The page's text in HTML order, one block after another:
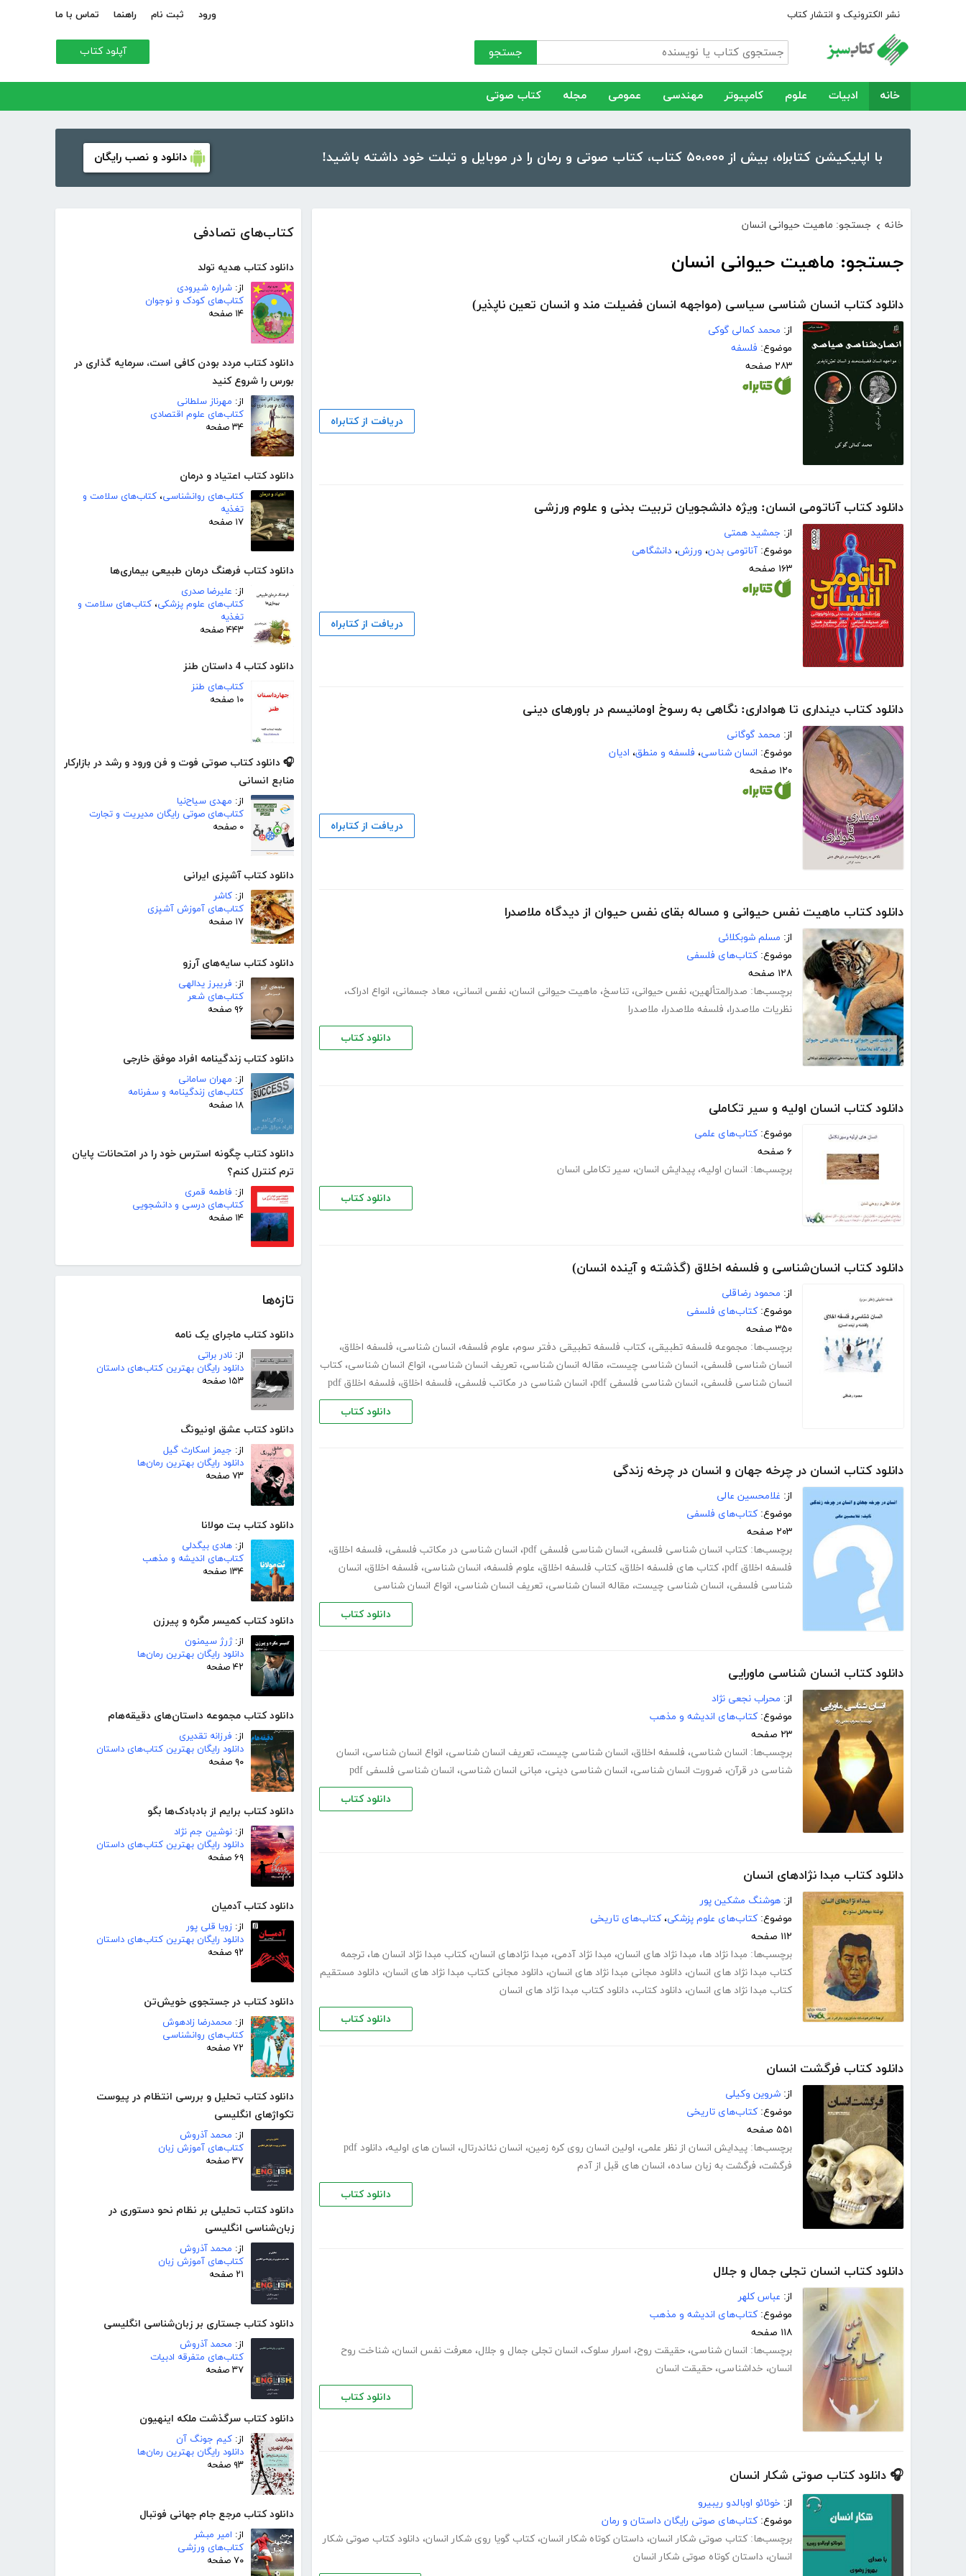
نشر الکترونیک و انتشار کتاب ورود ثبت نام راهنما تماس با ما
جستجو آپلود کتاب
خانه ادبیات علوم کامپیوتر مهندسی عمومی مجله کتاب صوتی
با اپلیکیشن کتابراه، بیش از ۵۰،۰۰۰ کتاب، کتاب صوتی و رمان را در موبایل و تبلت خود داشته باشید! دانلود و نصب رایگان
کتاب‌های تصادفی
دانلود کتاب هدیه تولد
از: شراره شیرودی
کتاب‌های کودک و نوجوان
۱۴ صفحه
دانلود کتاب مردد بودن کافی است، سرمایه گذاری در
بورس را شروع کنید
از: مهرناز سلطانی
کتاب‌های علوم اقتصادی
۳۴ صفحه
دانلود کتاب اعتیاد و درمان
کتاب‌های روانشناسی، کتاب‌های سلامت و
تغذیه
۱۷ صفحه
دانلود کتاب فرهنگ درمان طبیعی بیماری‌ها
از: علیرضا صدری
کتاب‌های علوم پزشکی، کتاب‌های سلامت و
تغذیه
۴۴۳ صفحه
دانلود کتاب 4 داستان طنز
کتاب‌های طنز
۱۰ صفحه
🎧 دانلود کتاب صوتی فوت و فن ورود و رشد در بازارکار
منابع انسانی
از: مهدی سیاح‌نیا
کتاب‌های صوتی رایگان مدیریت و تجارت
۰ صفحه
دانلود کتاب آشپزی ایرانی
از: کاشر
کتاب‌های آموزش آشپزی
۱۷ صفحه
دانلود کتاب سایه‌های آرزو
از: فریبرز یدالهی
کتاب‌های شعر
۹۶ صفحه
دانلود کتاب زندگینامه افراد موفق خارجی
از: مهران سامانی
کتاب‌های زندگینامه و سفرنامه
۱۸ صفحه
دانلود کتاب چگونه استرس خود را در امتحانات پایان
ترم کنترل کنم؟
از: فاطمه قمری
کتاب‌های درسی و دانشجویی
۱۴ صفحه
تازه‌ها
دانلود کتاب ماجرای یک نامه
از: نادر براتی
دانلود رایگان بهترین کتاب‌های داستان
۱۵۳ صفحه
دانلود کتاب عشق اونیونگ
از: جیمز اسکارث گیل
دانلود رایگان بهترین رمان‌ها
۷۳ صفحه
دانلود کتاب بت مولانا
از: هادی بیگدلی
کتاب‌های اندیشه و مذهب
۱۳۴ صفحه
دانلود کتاب کمیسر مگره و پیرزن
از:ژرژ سیمنون
دانلود رایگان بهترین رمان‌ها
۴۲ صفحه
دانلود کتاب مجموعه داستان‌های دقیقه‌هام
از: فرزانه تقدیری
دانلود رایگان بهترین کتاب‌های داستان
۹۰ صفحه
دانلود کتاب برایم از بادبادک‌ها بگو
از: نوشین جم نژاد
دانلود رایگان بهترین کتاب‌های داستان
۶۹ صفحه
دانلود کتاب آدمیان
از: زویا قلی پور
دانلود رایگان بهترین کتاب‌های داستان
۹۲ صفحه
دانلود کتاب در جستجوی خویش‌تن
از: محمدرضا زادهوش
کتاب‌های روانشناسی
۷۲ صفحه
دانلود کتاب تحلیل و بررسی انتظام در پیوست
تکواژهای انگلیسی
از: محمد آذروش
کتاب‌های آموزش زبان
۳۷ صفحه
دانلود کتاب تحلیلی بر نظام نحو دستوری در
زبان‌شناسی انگلیسی
از: محمد آذروش
کتاب‌های آموزش زبان
۲۱ صفحه
دانلود کتاب جستاری بر زبان‌شناسی انگلیسی
از: محمد آذروش
کتاب‌های متفرقه ادبیات
۳۷ صفحه
دانلود کتاب سرگذشت ملکه اینهیون
از: کیم جونگ آن
دانلود رایگان بهترین رمان‌ها
۹۳ صفحه
دانلود کتاب مرجع جام جهانی فوتبال
از: امیر مبشر
کتاب‌های ورزشی
۷۰ صفحه
خانه › جستجو: ماهیت حیوانی انسان
جستجو: ماهیت حیوانی انسان
دانلود کتاب انسان شناسی سیاسی (مواجهه انسان فضیلت مند و انسان تعین ناپذیر)
از: محمد کمالی گوکی
موضوع: فلسفه
۲۸۳ صفحه
دریافت از کتابراه
دانلود کتاب آناتومی انسان: ویژه دانشجویان تربیت بدنی و علوم ورزشی
از: جمشید همتی
موضوع: آناتومی بدن، ورزش، دانشگاهی
۱۶۳ صفحه
دریافت از کتابراه
دانلود کتاب دینداری تا هواداری: نگاهی به رسوخ اومانیسم در باورهای دینی
از: محمد گوگانی
موضوع: انسان شناسی، فلسفه و منطق، ادیان
۱۲۰ صفحه
دریافت از کتابراه
دانلود کتاب ماهیت نفس حیوانی و مساله بقای نفس حیوان از دیدگاه ملاصدرا
از: مسلم شوبکلائی
موضوع: کتاب‌های فلسفی
۱۲۸ صفحه
برچسب‌ها: صدرالمتألهین، نفس حیوانی، تناسخ، ماهیت حیوانی انسان، نفس انسانی، معاد جسمانی، انواع ادراک،
نظریات ملاصدرا، فلسفه ملاصدرا، ملاصدرا
دانلود کتاب
دانلود کتاب انسان اولیه و سیر تکاملی
موضوع: کتاب‌های علمی
۶ صفحه
برچسب‌ها: انسان اولیه، پیدایش انسان، سیر تکاملی انسان
دانلود کتاب
دانلود کتاب انسان‌شناسی و فلسفه اخلاق (گذشته و آینده انسان)
از: محمود رضاقلی
موضوع: کتاب‌های فلسفی
۳۵۰ صفحه
برچسب‌ها: مجموعه فلسفه تطبیقی، کتاب فلسفه تطبیقی دفتر سوم، علوم فلسفه، انسان شناسی، فلسفه اخلاق،
انسان شناسی فلسفی، انسان شناسی چیست، مقاله انسان شناسی، تعریف انسان شناسی، انواع انسان شناسی، کتاب
انسان شناسی فلسفی، انسان شناسی فلسفی pdf ، انسان شناسی در مکاتب فلسفی، فلسفه اخلاق، فلسفه اخلاق pdf
دانلود کتاب
دانلود کتاب انسان در چرخه جهان و انسان در چرخه زندگی
از: غلامحسین عالی
موضوع: کتاب‌های فلسفی
۲۰۳ صفحه
برچسب‌ها: کتاب انسان شناسی فلسفی، انسان شناسی فلسفی pdf ، انسان شناسی در مکاتب فلسفی، فلسفه اخلاق،
فلسفه اخلاق pdf
، کتاب های فلسفه اخلاق، کتاب فلسفه اخلاق، علوم فلسفه، انسان شناسی، فلسفه اخلاق، انسان
شناسی فلسفی، انسان شناسی چیست، مقاله انسان شناسی، تعریف انسان شناسی، انواع انسان شناسی
دانلود کتاب
دانلود کتاب انسان شناسی ماورایی
از: محراب نجعی نژاد
موضوع: کتاب‌های اندیشه و مذهب
۲۳ صفحه
برچسب‌ها: انسان شناسی، فلسفه اخلاق، انسان شناسی چیست، تعریف انسان شناسی، انواع انسان شناسی، انسان
شناسی در قرآن، ضرورت انسان شناسی، انسان شناسی دینی، مبانی انسان شناسی، انسان شناسی فلسفی pdf
دانلود کتاب
دانلود کتاب مبدا نژادهای انسان
از: هوشنگ مشکین پور
موضوع: کتاب‌های علوم پزشکی، کتاب‌های تاریخی
۱۱۲ صفحه
برچسب‌ها: مبدا نژاد ها، مبدا نژاد های انسان، مبدا نژاد آدمی، مبدا نژادهای انسان، کتاب مبدا نژاد انسان ها، ترجمه
کتاب مبدا نژاد های انسان، دانلود مجانی مبدا نژاد های انسان، دانلود مجانی کتاب مبدا نژاد های انسان، دانلود مستقیم
کتاب مبدا نژاد های انسان، دانلود کتاب، دانلود کتاب مبدا نژاد های انسان
دانلود کتاب
دانلود کتاب فرگشت انسان
از: شروین وکیلی
موضوع: کتاب‌های تاریخی
۵۵۱ صفحه
برچسب‌ها: پیدایش انسان از نظر علمی، اولین انسان روی کره زمین، انسان نئاندرتال، انسان های اولیه،
دانلود pdf
فرگشت، فرگشت به زبان ساده، انسان های قبل از آدم
دانلود کتاب
دانلود کتاب انسان تجلی جمال و جلال
از: عباس کلهر
موضوع: کتاب‌های اندیشه و مذهب
۱۱۸ صفحه
برچسب‌ها: انسان شناسی، حقیقت روح، اسرار سلوک، انسان تجلی جمال و جلال، معرفت نفس انسان، شناخت روح
انسان، خداشناسی، حقیقت انسان
دانلود کتاب
🎧 دانلود کتاب صوتی شکار انسان
از: خوئائو اوبالدو ریبیرو
موضوع: کتاب‌های صوتی رایگان داستان و رمان
برچسب‌ها: کتاب صوتی شکار انسان، داستان کوتاه شکار انسان، کتاب گویا روی شکار انسان، دانلود کتاب صوتی شکار
انسان، داستان کوتاه صوتی شکار انسان